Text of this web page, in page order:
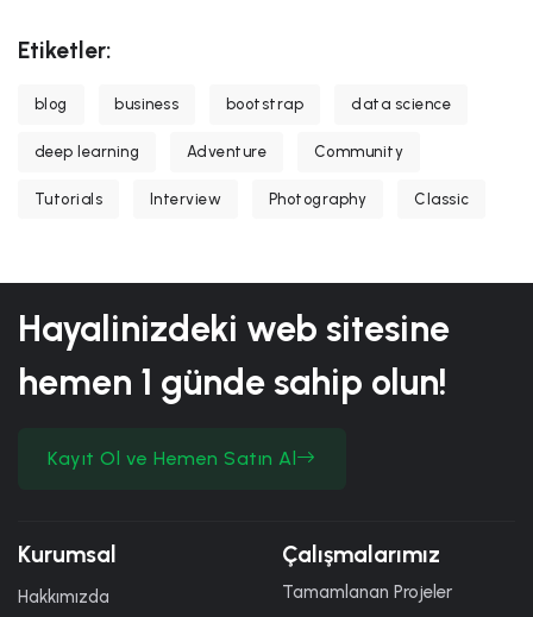
Etiketler:
blog business bootstrap data science
deep learning Adventure Community
Tutorials Interview Photography Classic
Hayalinizdeki web sitesine
hemen 1 gündesahip olun!
Kayıt Ol ve Hemen Satın Al
Kurumsal
Hakkımızda
Çalışmalarımız
Tamamlanan Projeler